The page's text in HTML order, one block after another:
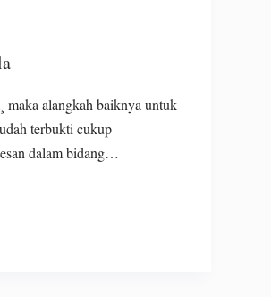
maka alangkah baiknya untuk
terbukti cukup
dalam bidang…